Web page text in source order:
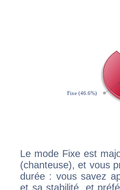
Le mode Fixe est
(chanteuse), et vous
durée : vous savez
et sa stabilité, et